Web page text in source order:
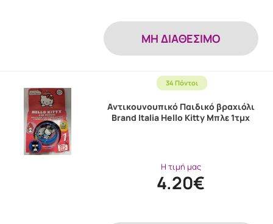
MH ΔΙΑΘΕΣΙΜΟ
34 Πόντοι
Αντικουνουπικό Παιδικό βραχιόλι
Brand Italia Hello Kitty Μπλε 1τμχ
Η τιμή μας
4.20€